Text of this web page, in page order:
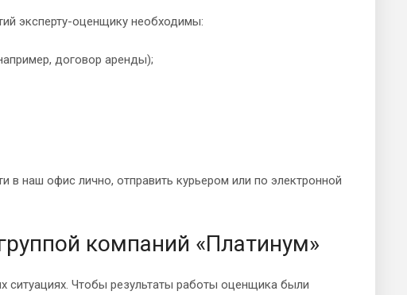
эксперту-оценщику необходимы:
договор аренды);
наш офис лично, отправить курьером или по электронной
компаний «Платинум»
ситуациях. Чтобы результаты работы оценщика были